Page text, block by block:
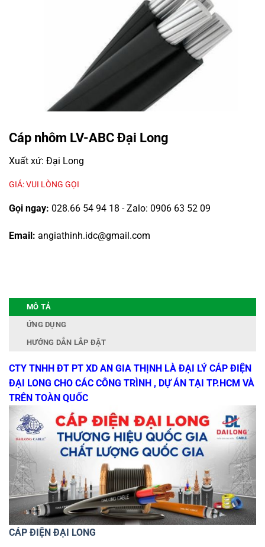
Cáp nhôm LV-ABC Đại Long
Xuất xứ: Đại Long
GIÁ: VUI LÒNG GỌI
Gọi ngay: 028.66 54 94 18 - Zalo: 0906 63 52 09
Email: angiathinh.idc@gmail.com
MÔ TẢ
ỨNG DỤNG
HƯỚNG DẪN LẮP ĐẶT
CTY TNHH ĐT PT XD AN GIA THỊNH LÀ ĐẠI LÝ CÁP ĐIỆN
ĐẠI LONG CHO CÁC CÔNG TRÌNH , DỰ ÁN TẠI TP.HCM VÀ
TRÊN TOÀN QUỐC
CÁP ĐIỆN ĐẠI LONG